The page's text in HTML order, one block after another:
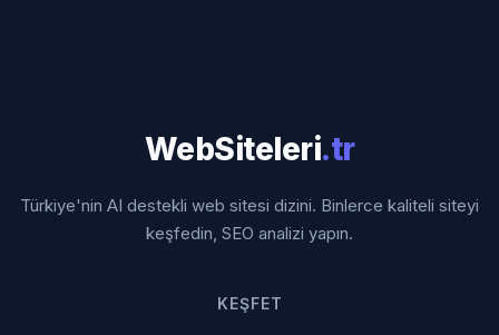
WebSiteleri.tr
Türkiye'nin AI destekli web sitesi dizini. Binlerce kaliteli siteyi
keşfedin, SEO analizi yapın.
KEŞFET